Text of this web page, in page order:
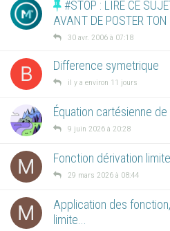
#STOP : LIRE CE
AVANT DE POSTER
30 avr. 2006 à 07:18
B Difference symetrique
il y a environ 11 jours
Équation cartésienne
9 juin 2026 à 20:28
M Fonction dérivation
29 mars 2026 à 08:44
M
Application des
limite...